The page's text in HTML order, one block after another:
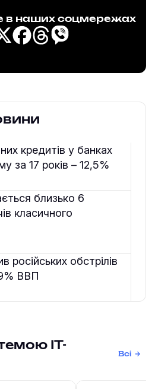
в наших соцмережах
кредитів у банках
за 17 років – 12,5%
близько 6
класичного
російських обстрілів
ВВП
IT-
Всі